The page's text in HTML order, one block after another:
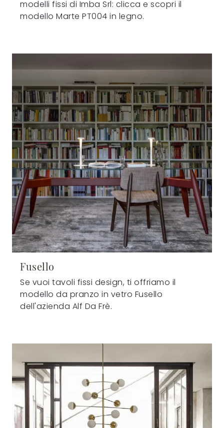
modelli fissi di Imba Srl: clicca e scopri il
modello Marte PT004 in legno.
Fusello
Se vuoi tavoli fissi design, ti offriamo il
modello da pranzo in vetro Fusello
dell'azienda Alf Da Frè.